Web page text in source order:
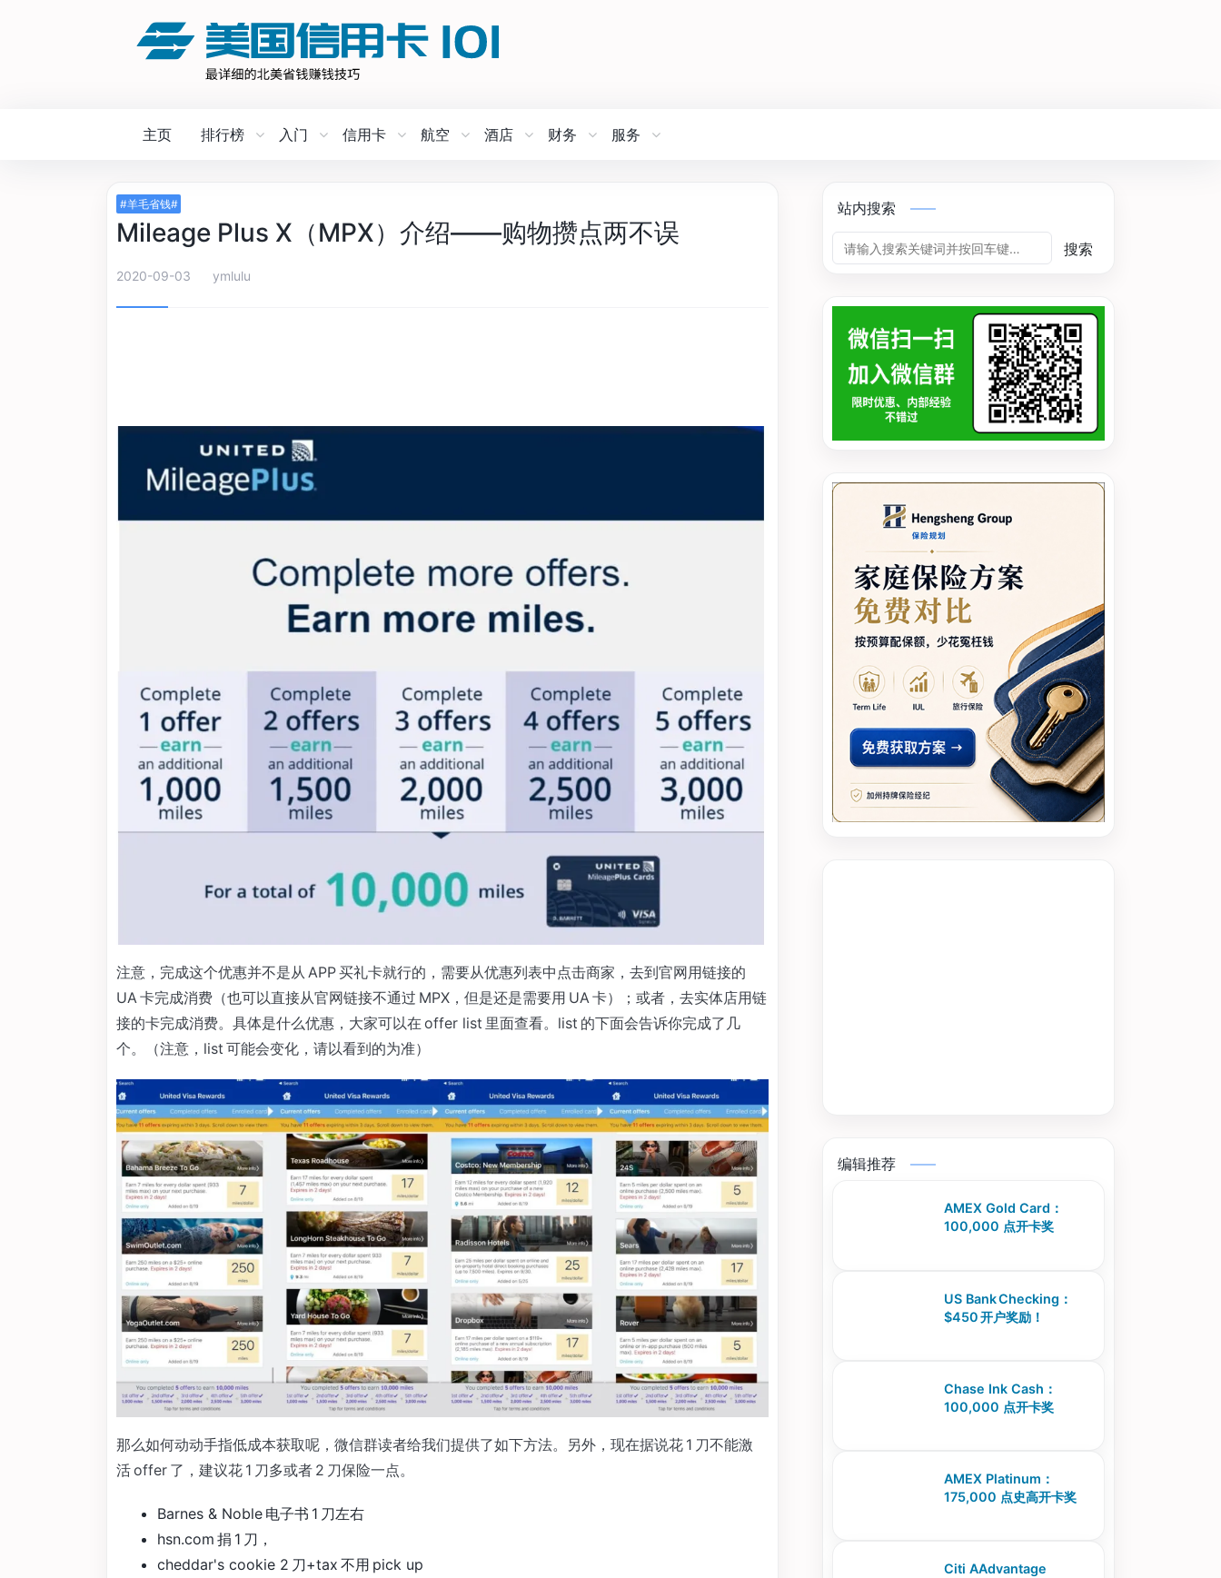
主页 排行榜 入门 信用卡 航空 酒店 财务 服务
#羊毛省钱#
Mileage Plus X（MPX）介绍——购物攒点两不误
2020-09-03 ymlulu
注意，完成这个优惠并不是从 APP 买礼卡就行的，需要从优惠列表中点击商家，去到官网用链接的
UA 卡完成消费（也可以直接从官网链接不通过 MPX，但是还是需要用 UA 卡）；或者，去实体店用链
接的卡完成消费。具体是什么优惠，大家可以在 offer list 里面查看。list 的下面会告诉你完成了几
个。（注意，list 可能会变化，请以看到的为准）
那么如何动动手指低成本获取呢，微信群读者给我们提供了如下方法。另外，现在据说花 1 刀不能激
活 offer 了，建议花 1 刀多或者 2 刀保险一点。
Barnes & Noble 电子书 1 刀左右
hsn.com 捐 1 刀，
cheddar's cookie 2 刀+tax 不用 pick up
站内搜索
搜索
编辑推荐
AMEX Gold Card：
100,000 点开卡奖
US Bank Checking：
$450 开户奖励！
Chase Ink Cash：
100,000 点开卡奖
AMEX Platinum：
175,000 点史高开卡奖
Citi AAdvantage